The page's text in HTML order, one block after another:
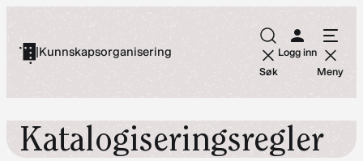
innhold
|Kunnskapsorganisering
Søk
Logg inn
Meny
Katalogiseringsregler